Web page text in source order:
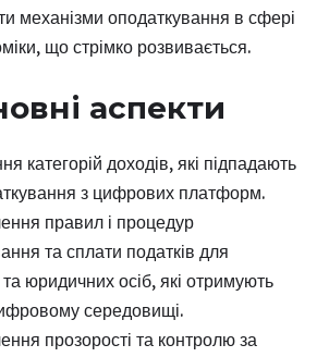
механізми оподаткування в сфері
що стрімко розвивається.
аспекти
категорій доходів, які підпадають
з цифрових платформ.
правил і процедур
та сплати податків для
юридичних осіб, які отримують
середовищі.
прозорості та контролю за